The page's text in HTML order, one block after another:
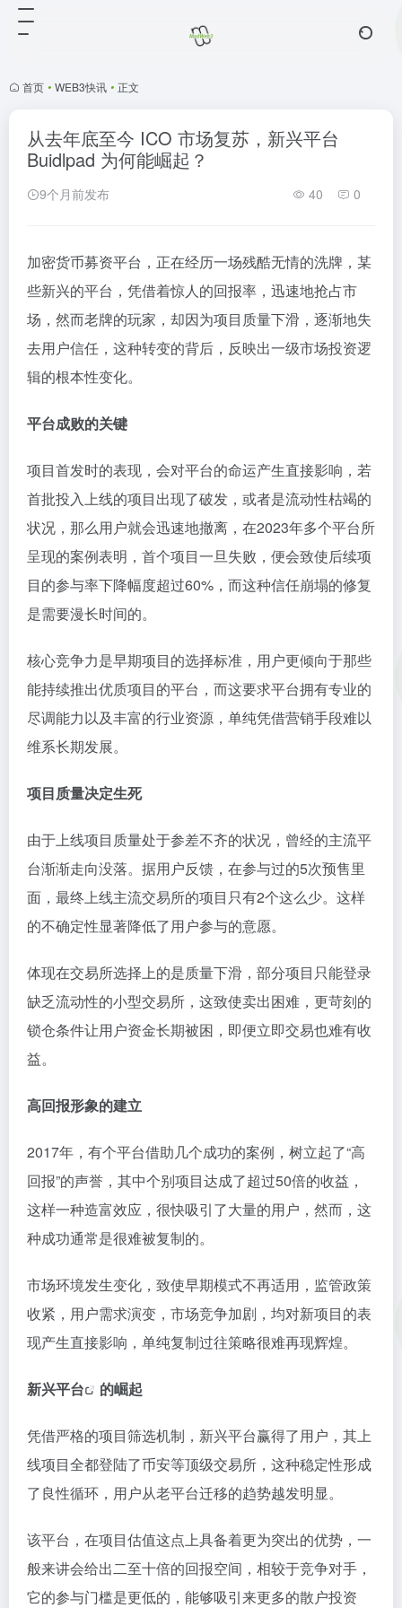
首页 • WEB3快讯 • 正文
从去年底至今 ICO 市场复苏，新兴平台
Buidlpad 为何能崛起？
9个月前发布 40 0
加密货币募资平台，正在经历一场残酷无情的洗牌，某
些新兴的平台，凭借着惊人的回报率，迅速地抢占市
场，然而老牌的玩家，却因为项目质量下滑，逐渐地失
去用户信任，这种转变的背后，反映出一级市场投资逻
辑的根本性变化。
平台成败的关键
项目首发时的表现，会对平台的命运产生直接影响，若
首批投入上线的项目出现了破发，或者是流动性枯竭的
状况，那么用户就会迅速地撤离，在2023年多个平台所
呈现的案例表明，首个项目一旦失败，便会致使后续项
目的参与率下降幅度超过60%，而这种信任崩塌的修复
是需要漫长时间的。
核心竞争力是早期项目的选择标准，用户更倾向于那些
能持续推出优质项目的平台，而这要求平台拥有专业的
尽调能力以及丰富的行业资源，单纯凭借营销手段难以
维系长期发展。
项目质量决定生死
由于上线项目质量处于参差不齐的状况，曾经的主流平
台渐渐走向没落。据用户反馈，在参与过的5次预售里
面，最终上线主流交易所的项目只有2个这么少。这样
的不确定性显著降低了用户参与的意愿。
体现在交易所选择上的是质量下滑，部分项目只能登录
缺乏流动性的小型交易所，这致使卖出困难，更苛刻的
锁仓条件让用户资金长期被困，即便立即交易也难有收
益。
高回报形象的建立
2017年，有个平台借助几个成功的案例，树立起了“高
回报”的声誉，其中个别项目达成了超过50倍的收益，
这样一种造富效应，很快吸引了大量的用户，然而，这
种成功通常是很难被复制的。
市场环境发生变化，致使早期模式不再适用，监管政策
收紧，用户需求演变，市场竞争加剧，均对新项目的表
现产生直接影响，单纯复制过往策略很难再现辉煌。
新兴平台 的崛起
凭借严格的项目筛选机制，新兴平台赢得了用户，其上
线项目全都登陆了币安等顶级交易所，这种稳定性形成
了良性循环，用户从老平台迁移的趋势越发明显。
该平台，在项目估值这点上具备着更为突出的优势，一
般来讲会给出二至十倍的回报空间，相较于竞争对手，
它的参与门槛是更低的，能够吸引来更多的散户投资